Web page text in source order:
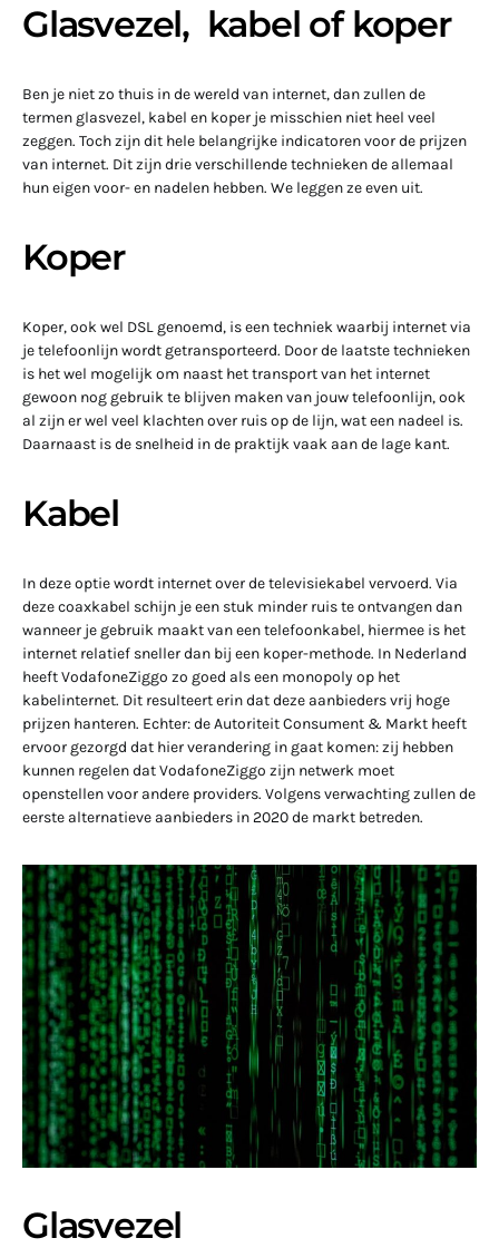
Glasvezel, kabel of koper
Ben je niet zo thuis in de wereld van internet, dan zullen de
termen glasvezel, kabel en koper je misschien niet heel veel
zeggen. Toch zijn dit hele belangrijke indicatoren voor de prijzen
van internet. Dit zijn drie verschillende technieken de allemaal
hun eigen voor- en nadelen hebben. We leggen ze even uit.
Koper
Koper, ook wel DSL genoemd, is een techniek waarbij internet via
je telefoonlijn wordt getransporteerd. Door de laatste technieken
is het wel mogelijk om naast het transport van het internet
gewoon nog gebruik te blijven maken van jouw telefoonlijn, ook
al zijn er wel veel klachten over ruis op de lijn, wat een nadeel is.
Daarnaast is de snelheid in de praktijk vaak aan de lage kant.
Kabel
In deze optie wordt internet over de televisiekabel vervoerd. Via
deze coaxkabel schijn je een stuk minder ruis te ontvangen dan
wanneer je gebruik maakt van een telefoonkabel, hiermee is het
internet relatief sneller dan bij een koper-methode. In Nederland
heeft VodafoneZiggo zo goed als een monopoly op het
kabelinternet. Dit resulteert erin dat deze aanbieders vrij hoge
prijzen hanteren. Echter: de Autoriteit Consument & Markt heeft
ervoor gezorgd dat hier verandering in gaat komen: zij hebben
kunnen regelen dat VodafoneZiggo zijn netwerk moet
openstellen voor andere providers. Volgens verwachting zullen de
eerste alternatieve aanbieders in 2020 de markt betreden.
Glasvezel